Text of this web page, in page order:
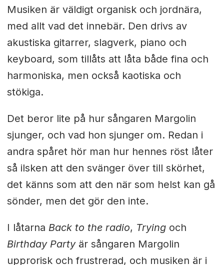
Musiken är väldigt organisk och jordnära,
med allt vad det innebär. Den drivs av
akustiska gitarrer, slagverk, piano och
keyboard, som tillåts att låta både fina och
harmoniska, men också kaotiska och
stökiga.
Det beror lite på hur sångaren Margolin
sjunger, och vad hon sjunger om. Redan i
andra spåret hör man hur hennes röst låter
så ilsken att den svänger över till skörhet,
det känns som att den när som helst kan gå
sönder, men det gör den inte.
I låtarna Back to the radio, Trying och
Birthday Party är sångaren Margolin
upprorisk och frustrerad, och musiken är i